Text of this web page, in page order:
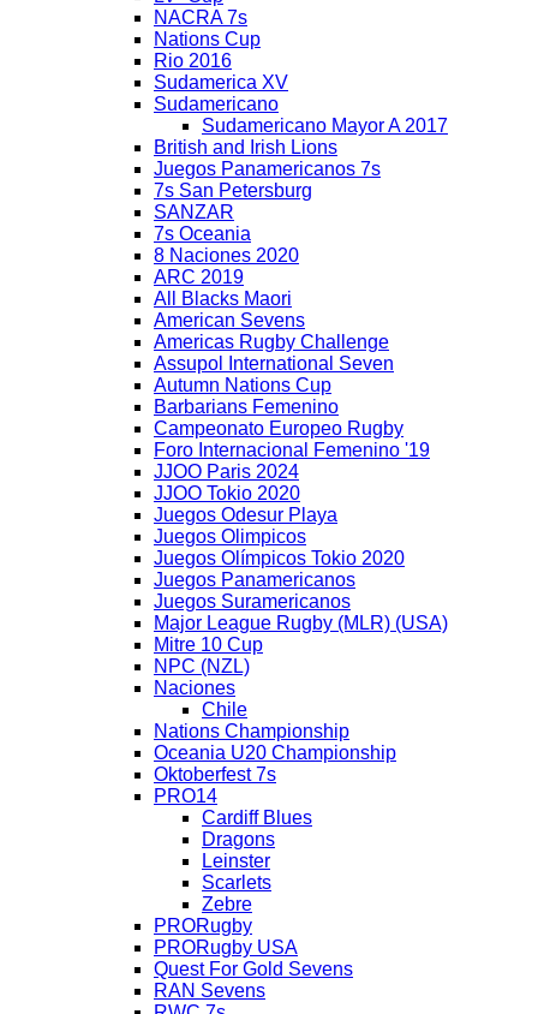
NACRA 7s
Nations Cup
Rio 2016
Sudamerica XV
Sudamericano
Sudamericano Mayor A 2017
British and Irish Lions
Juegos Panamericanos 7s
7s San Petersburg
SANZAR
7s Oceania
8 Naciones 2020
ARC 2019
All Blacks Maori
American Sevens
Americas Rugby Challenge
Assupol International Seven
Autumn Nations Cup
Barbarians Femenino
Campeonato Europeo Rugby
Foro Internacional Femenino '19
JJOO Paris 2024
JJOO Tokio 2020
Juegos Odesur Playa
Juegos Olimpicos
Juegos Olímpicos Tokio 2020
Juegos Panamericanos
Juegos Suramericanos
Major League Rugby (MLR) (USA)
Mitre 10 Cup
NPC (NZL)
Naciones
Chile
Nations Championship
Oceania U20 Championship
Oktoberfest 7s
PRO14
Cardiff Blues
Dragons
Leinster
Scarlets
Zebre
PRORugby
PRORugby USA
Quest For Gold Sevens
RAN Sevens